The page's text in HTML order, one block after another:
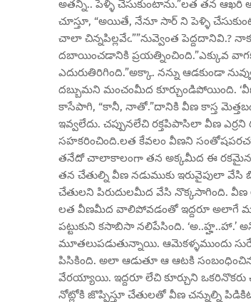
అతన్ని.. పెళ్ళి చేసుకుంటాను.”లత తన ఆఖరి
చూస్తూ, “అయితే, నేనూ సార్ ని పెళ్ళి
చాలా చిన్నపిల్లవేఁ.””నువ్వెంత
దబాయించడానికి ప్రయత్నించింది.”ఎక్కువ
ఎదురుతిరిగింది.”అక్కా. నన్ను ఆడకుండా
దబ్బుమని మంచంమీద కూర్చుండిపోయింది.
కాసేపాగి, “కానీ, నాతో.”దానికి వీణ కాస్త
ఇవ్వలేదు. చప్పునలేచి రక్తపిపాసిలా వీణ
సహకరించింది.లత కేవలం వీణని
తనేదో చాలాకాలంగా తన అక్కమీద ఈ రకమైన
తన చేతుల్ని వీణ నడుముకు ఇరువైపులా వేసి
చేతులని పిరుదులమీద వేసి నొక్కసాగింది.
లత వీణమీద వాలిపోవడంతో ఇద్దరూ అలాగే
పట్టుకుని కసాబిసా నలిపేసింది. ‘అ..హ్హ..హా.’
మూతలుపడుతున్నాయి. ఆమెకళ్ళముందు
పిసికింది. అలా ఆడుతూ ఆ ఆటకి
వేరయ్యాయి. ఇద్దరూ లేచి కూర్చుని ఒకరినొకరు
నోట్లోకి జొప్పిస్తూ చేతులతో వీణ చన్నుల్ని